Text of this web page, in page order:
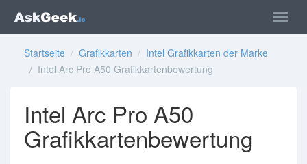
Startseite / Grafikkarten / Intel Grafikkarten der Marke
/ Intel Arc Pro A50 Grafikkartenbewertung
Intel Arc Pro A50
Grafikkartenbewertung